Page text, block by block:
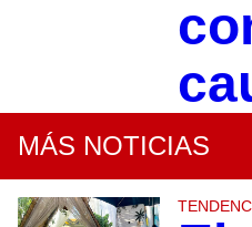
MÁS NOTICIAS